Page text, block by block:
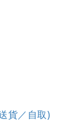
貨／自取)